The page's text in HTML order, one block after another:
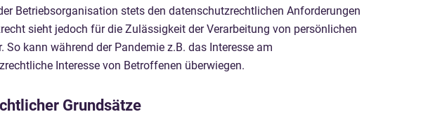
Betriebsorganisation stets den datenschutzrechtlichen Anforderungen
sieht jedoch für die Zulässigkeit der Verarbeitung von persönlichen
So kann während der Pandemie z.B. das Interesse am
Interesse von Betroffenen überwiegen.
Grundsätze